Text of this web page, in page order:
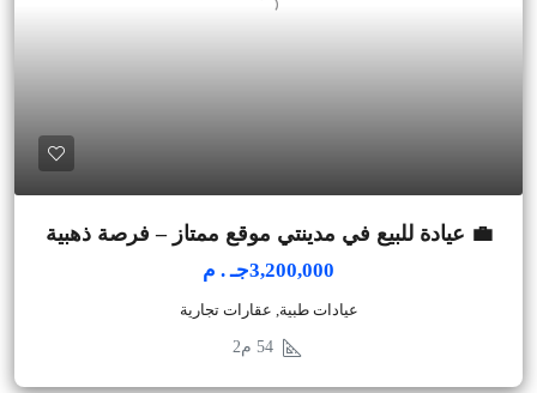
💼 عيادة للبيع في مدينتي موقع ممتاز – فرصة ذهبية
3,200,000جـ . م
عيادات طبية, عقارات تجارية
54 م2